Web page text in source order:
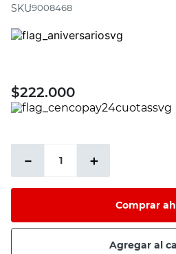
:9008468
$222.000
＋
－
Comprar